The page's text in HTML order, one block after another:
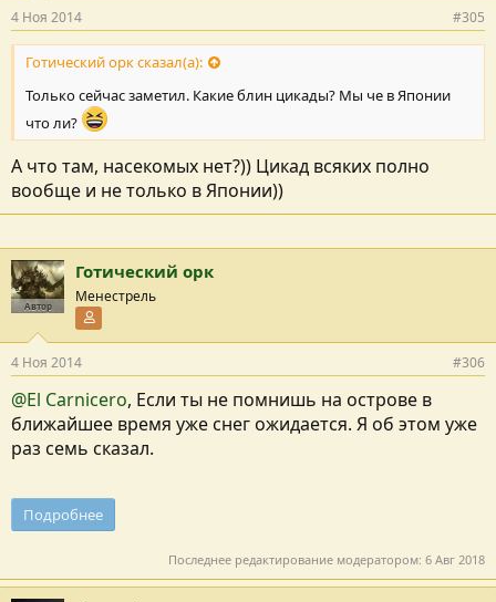
4 Ноя 2014 #305
Готический орк сказал(а):
Только сейчас заметил. Какие блин цикады? Мы че в Японии
что ли?
А что там, насекомых нет?)) Цикад всяких полно
вообще и не только в Японии))
Автор
Готический орк
Менестрель
4 Ноя 2014 #306
@El Carnicero, Если ты не помнишь на острове в
ближайшее время уже снег ожидается. Я об этом уже
раз семь сказал.
Подробнее
Последнее редактирование модератором: 6 Авг 2018